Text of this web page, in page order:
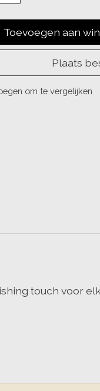
Toevoegen aan
Plaats
om te vergelijken
touch voor